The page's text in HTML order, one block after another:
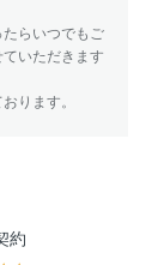
らいつでもご
いただきます
ります。
約